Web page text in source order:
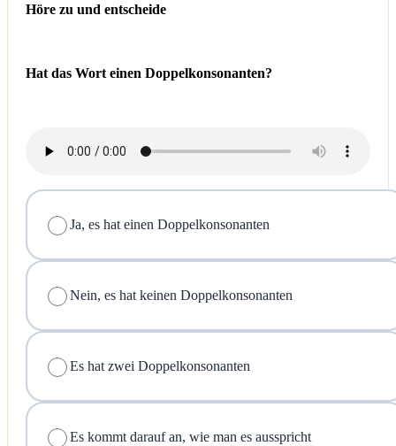
Höre zu und entscheide
Hat das Wort einen Doppelkonsonanten?
Ja, es hat einen Doppelkonsonanten
Nein, es hat keinen Doppelkonsonanten
Es hat zwei Doppelkonsonanten
Es kommt darauf an, wie man es ausspricht